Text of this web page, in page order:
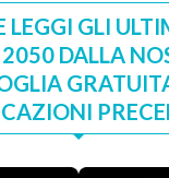
LEGGI GLI
DALLA